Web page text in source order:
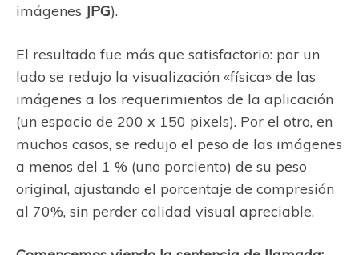
imágenes JPG).
El resultado fue más que satisfactorio: por un
lado se redujo la visualización «física» de las
imágenes a los requerimientos de la aplicación
(un espacio de 200 x 150 pixels). Por el otro, en
muchos casos, se redujo el peso de las imágenes
a menos del 1 % (uno porciento) de su peso
original, ajustando el porcentaje de compresión
al 70%, sin perder calidad visual apreciable.